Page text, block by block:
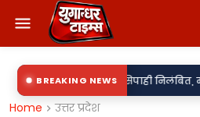
BREAKING NEWS
में दो सिपाही निलंबित, मुकदमा दर्ज,•
Home उत्तर प्रदेश